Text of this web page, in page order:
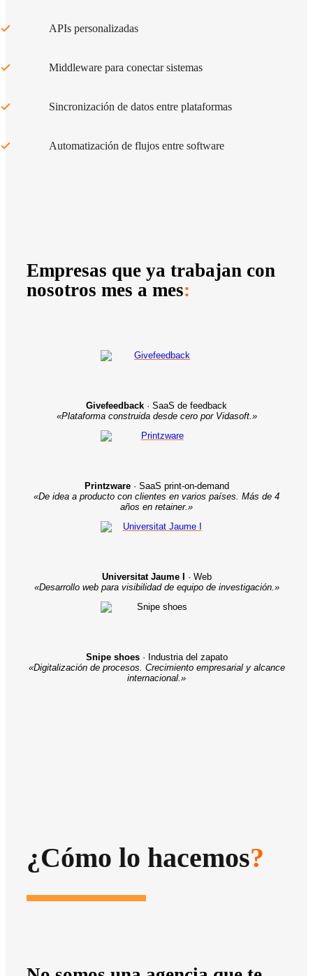
APIs personalizadas
Middleware para conectar sistemas
Sincronización de datos entre plataformas
Automatización de flujos entre software
Empresas que ya trabajan con
nosotros mes a mes:
Givefeedback · SaaS de feedback
«Plataforma construida desde cero por Vidasoft.»
Printzware· SaaS print-on-demand
«De idea a producto con clientes en varios países. Más de 4
años en retainer.»
Universitat Jaume I
· Web
«Desarrollo web para visibilidad de equipo de investigación.»
Snipe shoes· Industria del zapato
«Digitalización de procesos. Crecimiento empresarial y alcance
internacional.»
¿Cómo lo hacemos?